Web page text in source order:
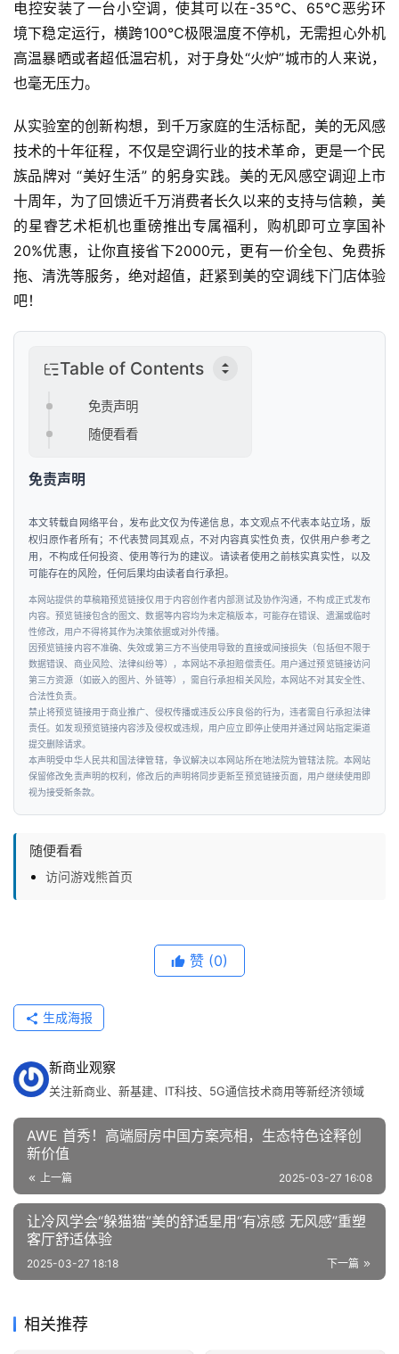
观
察
新
科
技
投
融
资
人
工
行
行
业
资
电控安装了一台小空调，使其可以在-35℃、65℃恶劣环
境下稳定运行，横跨100℃极限温度不停机，无需担心外机
高温暴晒或者超低温宕机，对于身处“火炉”城市的人来说，
也毫无压力。
从实验室的创新构想，到千万家庭的生活标配，美的无风感
技术的十年征程，不仅是空调行业的技术革命，更是一个民
族品牌对 “美好生活” 的躬身实践。美的无风感空调迎上市
十周年，为了回馈近千万消费者长久以来的支持与信赖，美
的星睿艺术柜机也重磅推出专属福利，购机即可立享国补
20%优惠，让你直接省下2000元，更有一价全包、免费拆
拖、清洗等服务，绝对超值，赶紧到美的空调线下门店体验
吧！
Table of Contents
免责声明
随便看看
免责声明
本文转载自网络平台，发布此文仅为传递信息，本文观点不代表本站立场，版
权归原作者所有；不代表赞同其观点，不对内容真实性负责，仅供用户参考之
用，不构成任何投资、使用等行为的建议。请读者使用之前核实真实性，以及
可能存在的风险，任何后果均由读者自行承担。
本网站提供的草稿箱预览链接仅用于内容创作者内部测试及协作沟通，不构成正式发布
内容。预览链接包含的图文、数据等内容均为未定稿版本，可能存在错误、遗漏或临时
性修改，用户不得将其作为决策依据或对外传播。
因预览链接内容不准确、失效或第三方不当使用导致的直接或间接损失（包括但不限于
数据错误、商业风险、法律纠纷等），本网站不承担赔偿责任。用户通过预览链接访问
第三方资源（如嵌入的图片、外链等），需自行承担相关风险，本网站不对其安全性、
合法性负责。
禁止将预览链接用于商业推广、侵权传播或违反公序良俗的行为，违者需自行承担法律
责任。如发现预览链接内容涉及侵权或违规，用户应立即停止使用并通过网站指定渠道
提交删除请求。
本声明受中华人民共和国法律管辖，争议解决以本网站所在地法院为管辖法院。本网站
保留修改免责声明的权利，修改后的声明将同步更新至预览链接页面，用户继续使用即
视为接受新条款。
随便看看
访问游戏熊首页
赞 (0)
生成海报
新商业观察
关注新商业、新基建、IT科技、5G通信技术商用等新经济领域
AWE 首秀！高端厨房中国方案亮相，生态特色诠释创
新价值
上一篇 2025-03-27 16:08
让冷风学会“躲猫猫”美的舒适星用“有凉感 无风感”重塑
客厅舒适体验
下一篇
2025-03-27 18:18
相关推荐